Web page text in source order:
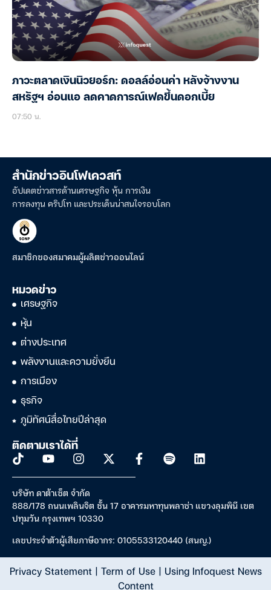
ภาวะตลาดเงินนิวยอร์ก: ดอลล์อ่อนค่า หลังจ้างงาน
สหรัฐฯ อ่อนแอ ลดคาดการณ์เฟดขึ้นดอกเบี้ย
07:50 น.
สำนักข่าวอินโฟเควสท์
อัปเดตข่าวสารด้านเศรษฐกิจ หุ้น การเงิน
การลงทุน คริปโท และประเด็นน่าสนใจรอบโลก
สมาชิกของสมาคมผู้ผลิตข่าวออนไลน์
หมวดข่าว
เศรษฐกิจ
หุ้น
ต่างประเทศ
พลังงานและความยั่งยืน
การเมือง
ธุรกิจ
ภูมิทัศน์สื่อไทยปีล่าสุด
ติดตามเราได้ที่
บริษัท ดาต้าเซ็ต จำกัด
888/178 ถนนเพลินจิต ชั้น 17 อาคารมหาทุนพลาซ่า แขวงลุมพินี เขต
ปทุมวัน กรุงเทพฯ 10330
เลขประจำตัวผู้เสียภาษีอากร: 0105533120440 (สนญ.)
Privacy Statement| Term of Use| Using Infoquest News
Content